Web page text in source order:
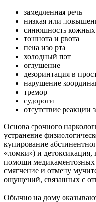
замедленная речь
низкая или
синюшность кожных
тошнота и рвота
пена изо рта
холодный пот
оглушение
дезоринтация в
нарушение
тремор
судороги
отсутствие реакции
Основа срочного
устранение
купирование
«ломки») и детоксикация,
помощи медикаментозных
смягчение и отмену
ощущений, связанных с
Обычно на дому